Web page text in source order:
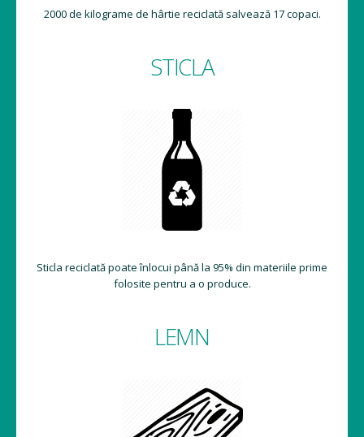
2000 de kilograme de hârtie reciclată salvează 17 copaci.
STICLA
Sticla reciclată poate înlocui până la 95% din materiile prime
folosite pentru a o produce.
LEMN